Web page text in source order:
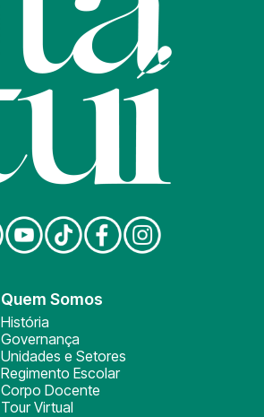
Quem Somos
História
Governança
Unidades e Setores
Regimento Escolar
Corpo Docente
Tour Virtual